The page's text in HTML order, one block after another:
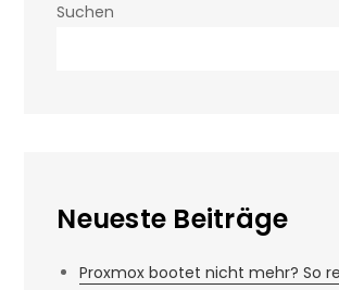
Suchen
Neueste Beiträge
Proxmox bootet nicht mehr? So